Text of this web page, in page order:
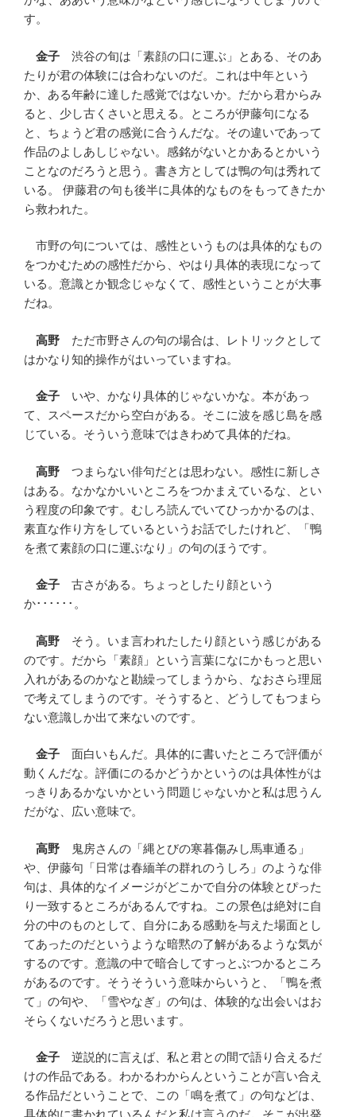
す。
金子 渋谷の旬は「素顔の口に運ぶ」とある、そのあ
たりが君の体験には合わないのだ。これは中年という
か、ある年齢に達した感覚ではないか。だから君からみ
ると、少し古くさいと思える。ところが伊藤句になる
と、ちょうど君の感覚に合うんだな。その違いであって
作品のよしあしじゃない。感銘がないとかあるとかいう
ことなのだろうと思う。書き方としては鴨の句は秀れて
いる。 伊藤君の句も後半に具体的なものをもってきたか
ら救われた。
市野の句については、感性というものは具体的なもの
をつかむための感性だから、やはり具体的表現になって
いる。意識とか観念じゃなくて、感性ということが大事
だね。
高野 ただ市野さんの句の場合は、レトリックとして
はかなり知的操作がはいっていますね。
金子 いや、かなり具体的じゃないかな。本があっ
て、スペースだから空白がある。そこに波を感じ島を感
じている。そういう意味ではきわめて具体的だね。
高野 つまらない俳句だとは思わない。感性に新しさ
はある。なかなかいいところをつかまえているな、とい
う程度の印象です。むしろ読んでいてひっかかるのは、
素直な作り方をしているというお話でしたけれど、「鴨
を煮て素顔の口に運ぶなり」の句のほうです。
金子 古さがある。ちょっとしたり顔という
か･･････。
高野 そう。いま言われたしたり顔という感じがある
のです。だから「素顔」という言葉になにかもっと思い
入れがあるのかなと勘繰ってしまうから、なおさら理屈
で考えてしまうのです。そうすると、どうしてもつまら
ない意識しか出て来ないのです。
金子 面白いもんだ。具体的に書いたところで評価が
動くんだな。評価にのるかどうかというのは具体性がは
っきりあるかないかという問題じゃないかと私は思うん
だがな、広い意味で。
高野 鬼房さんの「縄とびの寒暮傷みし馬車通る」
や、伊藤句「日常は春緬羊の群れのうしろ」のような俳
句は、具体的なイメージがどこかで自分の体験とぴった
り一致するところがあるんですね。この景色は絶対に自
分の中のものとして、自分にある感動を与えた場面とし
てあったのだというような暗黙の了解があるような気が
するのです。意識の中で暗合してすっとぶつかるところ
があるのです。そうそういう意味からいうと、「鴨を煮
て」の句や、「雪やなぎ」の句は、体験的な出会いはお
そらくないだろうと思います。
金子 逆説的に言えば、私と君との間で語り合えるだ
けの作品である。わかるわからんということが言い合え
る作品だということで、この「鳴を煮て」の句などは、